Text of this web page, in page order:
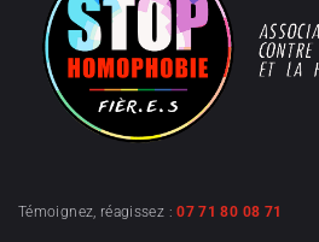
Témoignez, réagissez :07 71 80 08 71